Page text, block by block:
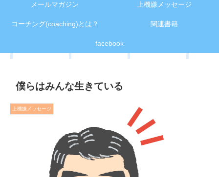
メールマガジン 上機嫌メッセージ
コーチング(coaching)とは？ 関連書籍
facebook
僕らはみんな生きている
上機嫌メッセージ